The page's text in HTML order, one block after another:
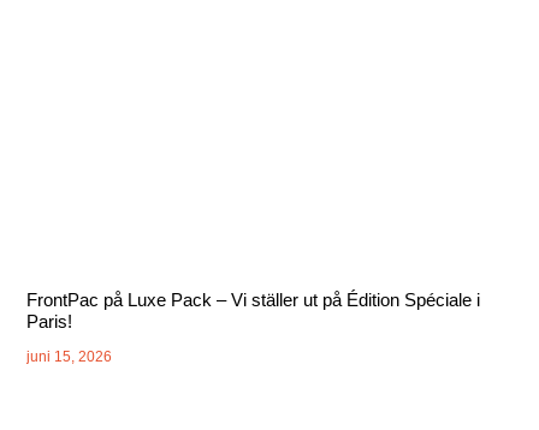
FrontPac på Luxe Pack – Vi ställer ut på Édition Spéciale i
Paris!
juni 15, 2026